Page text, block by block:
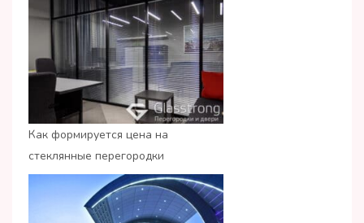
Как формируется цена на
стеклянные перегородки